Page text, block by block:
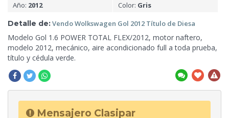
Año: 2012 Color: Gris
Detalle de:Vendo Wolkswagen Gol 2012 Título de Diesa
Modelo Gol 1.6 POWER TOTAL FLEX/2012, motor naftero,
modelo 2012, mecánico, aire acondicionado full a toda prueba,
título y cédula verde.
Mensajero Clasipar